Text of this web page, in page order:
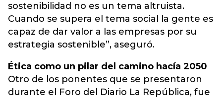
sostenibilidad no es un tema altruista.
Cuando se supera el tema social la gente es
capaz de dar valor a las empresas por su
estrategia sostenible”, aseguró.
Ética como un pilar del camino hacía 2050
Otro de los ponentes que se presentaron
durante el Foro del Diario La República, fue